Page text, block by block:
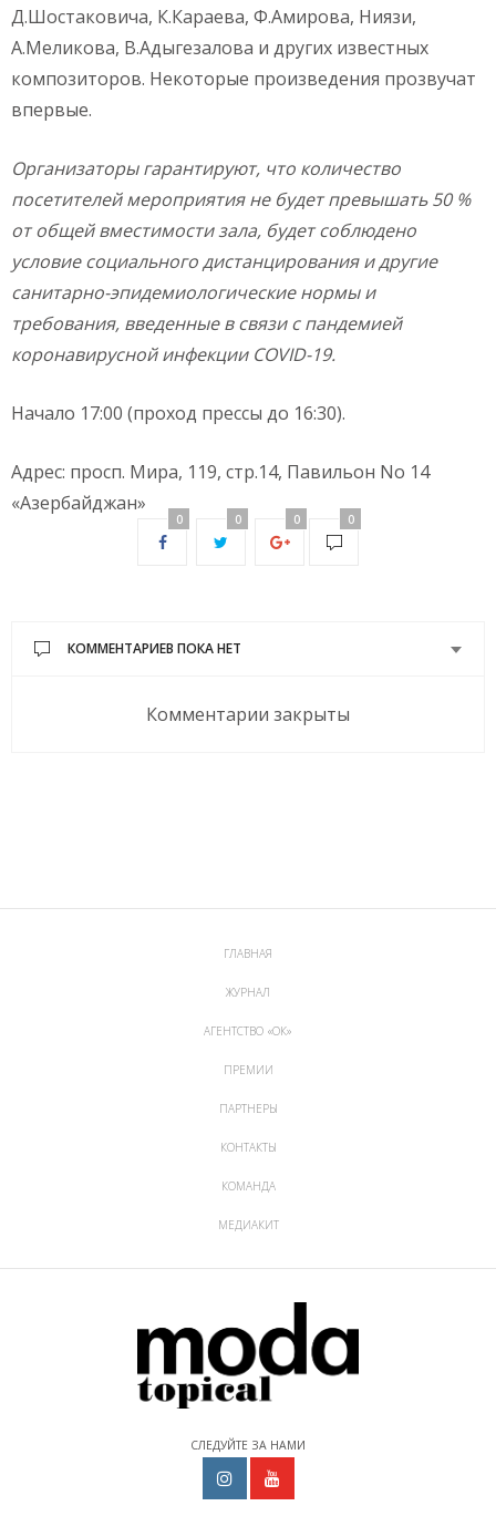
Д.Шостаковича, К.Караева, Ф.Амирова, Ниязи,
А.Меликова, В.Адыгезалова и других известных
композиторов. Некоторые произведения прозвучат
впервые.
Организаторы гарантируют, что количество
посетителей мероприятия не будет превышать 50 %
от общей вместимости зала, будет соблюдено
условие социального дистанцирования и другие
санитарно-эпидемиологические нормы и
требования, введенные в связи с пандемией
коронавирусной инфекции COVID-19.
Начало 17:00 (проход прессы до 16:30).
Адрес: просп. Мира, 119, стр.14, Павильон No 14
«Азербайджан»
0 0 0 0
КОММЕНТАРИЕВ ПОКА НЕТ
Комментарии закрыты
ГЛАВНАЯ
ЖУРНАЛ
АГЕНТСТВО «ОК»
ПРЕМИИ
ПАРТНЕРЫ
КОНТАКТЫ
КОМАНДА
МЕДИАКИТ
СЛЕДУЙТЕ ЗА НАМИ